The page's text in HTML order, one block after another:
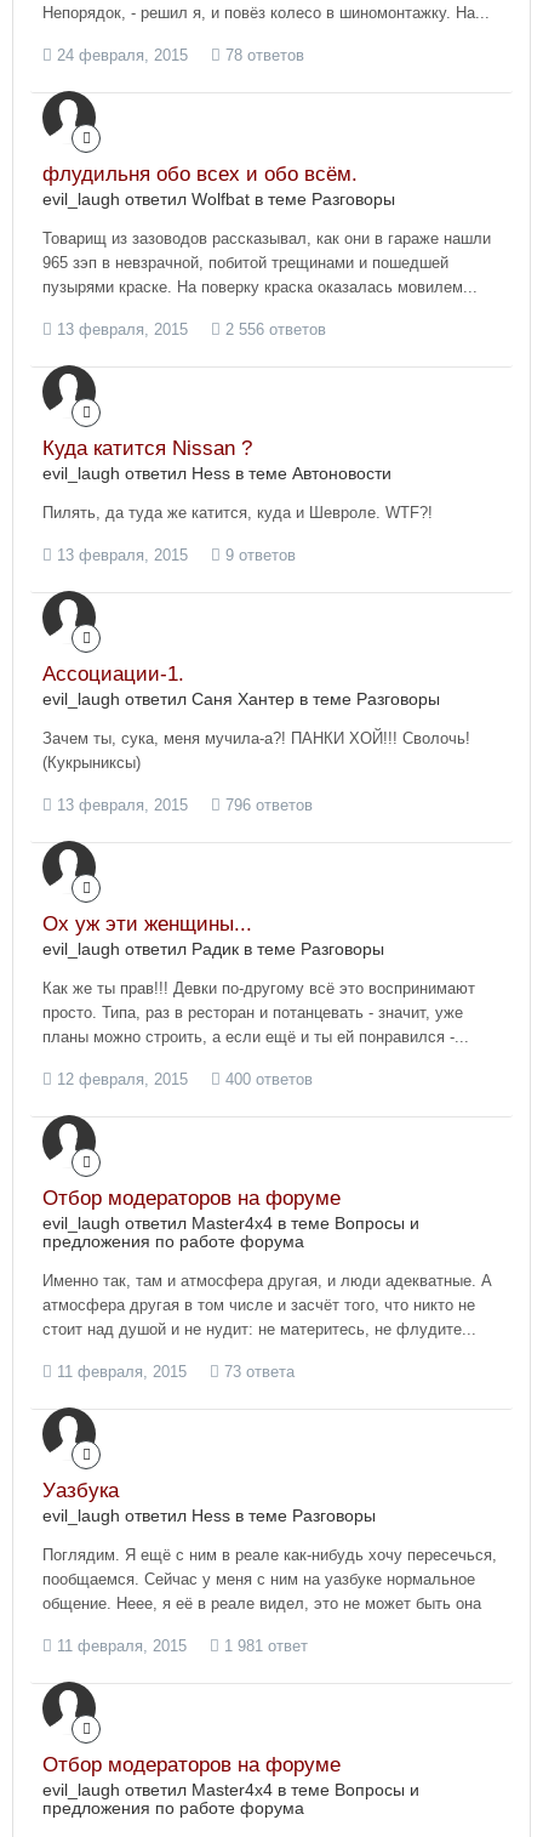
Непорядок, - решил я, и повёз колесо в шиномонтажку. На...
24 февраля, 2015 78 ответов
флудильня обо всех и обо всём.
evil_laugh ответил Wolfbat в теме Разговоры
Товарищ из зазоводов рассказывал, как они в гараже нашли
965 зэп в невзрачной, побитой трещинами и пошедшей
пузырями краске. На поверку краска оказалась мовилем...
13 февраля, 2015 2 556 ответов
Куда катится Nissan ?
evil_laugh ответил Hess в теме Автоновости
Пилять, да туда же катится, куда и Шевроле. WTF?!
13 февраля, 2015 9 ответов
Ассоциации-1.
evil_laugh ответил Саня Хантер в теме Разговоры
Зачем ты, сука, меня мучила-а?! ПАНКИ ХОЙ!!! Сволочь!
(Кукрыниксы)
13 февраля, 2015 796 ответов
Ох уж эти женщины...
evil_laugh ответил Радик в теме Разговоры
Как же ты прав!!! Девки по-другому всё это воспринимают
просто. Типа, раз в ресторан и потанцевать - значит, уже
планы можно строить, а если ещё и ты ей понравился -...
12 февраля, 2015 400 ответов
Отбор модераторов на форуме
evil_laugh ответил Master4x4 в теме Вопросы и
предложения по работе форума
Именно так, там и атмосфера другая, и люди адекватные. А
атмосфера другая в том числе и засчёт того, что никто не
стоит над душой и не нудит: не материтесь, не флудите...
11 февраля, 2015 73 ответа
Уазбука
evil_laugh ответил Hess в теме Разговоры
Поглядим. Я ещё с ним в реале как-нибудь хочу пересечься,
пообщаемся. Сейчас у меня с ним на уазбуке нормальное
общение. Неее, я её в реале видел, это не может быть она
11 февраля, 2015 1 981 ответ
Отбор модераторов на форуме
evil_laugh ответил Master4x4 в теме Вопросы и
предложения по работе форума